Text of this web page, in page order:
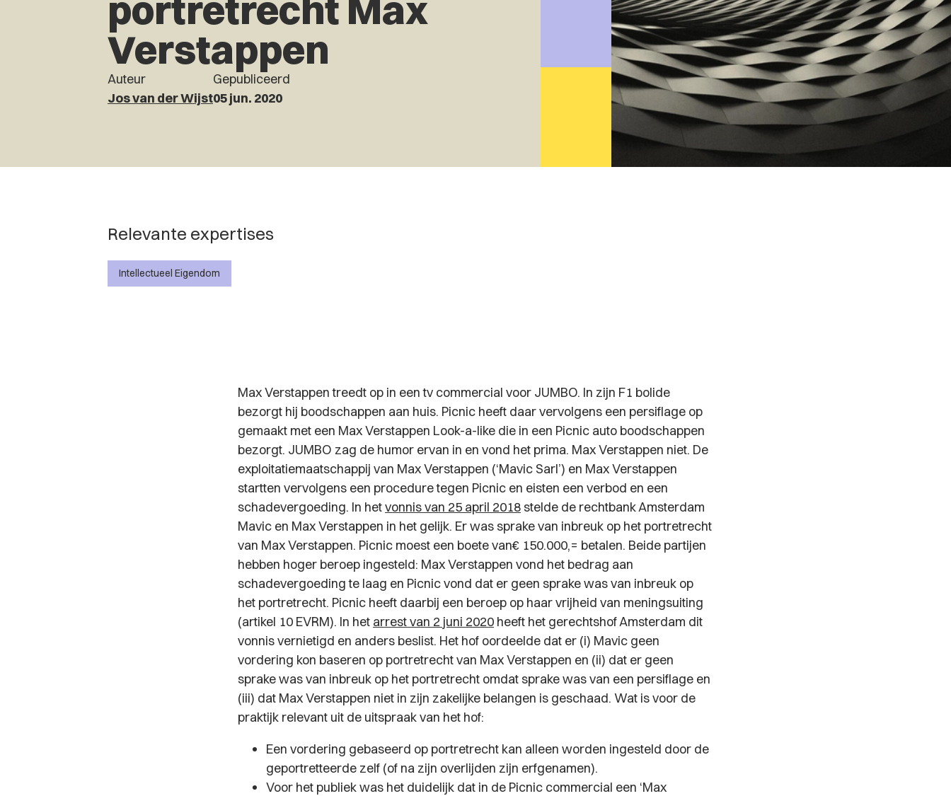
Verstappen
Auteur
Jos van der Wijst
Gepubliceerd
05 jun. 2020
Relevante expertises
Intellectueel Eigendom
Max Verstappen treedt op in een tv commercial voor JUMBO. In zijn F1 bolide
bezorgt hij boodschappen aan huis. Picnic heeft daar vervolgens een persiflage op
gemaakt met een Max Verstappen Look-a-like die in een Picnic auto boodschappen
bezorgt. JUMBO zag de humor ervan in en vond het prima. Max Verstappen niet. De
exploitatiemaatschappij van Max Verstappen (‘Mavic Sarl’) en Max Verstappen
startten vervolgens een procedure tegen Picnic en eisten een verbod en een
schadevergoeding. In hetvonnis van 25 april 2018 stelde de rechtbank Amsterdam
Mavic en Max Verstappen in het gelijk. Er was sprake van inbreuk op het portretrecht
van Max Verstappen. Picnic moest een boete van€ 150.000,= betalen. Beide partijen
hebben hoger beroep ingesteld: Max Verstappen vond het bedrag aan
schadevergoeding te laag en Picnic vond dat er geen sprake was van inbreuk op
het portretrecht. Picnic heeft daarbij een beroep op haar vrijheid van meningsuiting
(artikel 10 EVRM). In het arrest van 2 juni 2020 heeft het gerechtshof Amsterdam dit
vonnis vernietigd en anders beslist. Het hof oordeelde dat er (i) Mavic geen
vordering kon baseren op portretrecht van Max Verstappen en (ii) dat er geen
sprake was van inbreuk op het portretrecht omdat sprake was van een persiflage en
(iii) dat Max Verstappen niet in zijn zakelijke belangen is geschaad. Wat is voor de
praktijk relevant uit de uitspraak van het hof:
Een vordering gebaseerd op portretrecht kan alleen worden ingesteld door de
geportretteerde zelf (of na zijn overlijden zijn erfgenamen).
Voor het publiek was het duidelijk dat in de Picnic commercial een ‘Max